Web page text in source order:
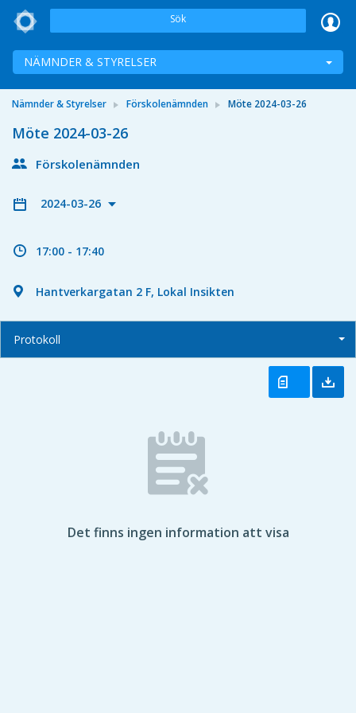
Sök
NÄMNDER & STYRELSER
Nämnder & Styrelser Förskolenämnden Möte 2024-03-26
Möte 2024-03-26
Förskolenämnden
2024-03-26
17:00 - 17:40
Hantverkargatan 2 F, Lokal Insikten
Protokoll
Det finns ingen information att visa